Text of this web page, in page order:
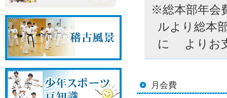
※総本部年会
ルより総本
に よりお
月会費